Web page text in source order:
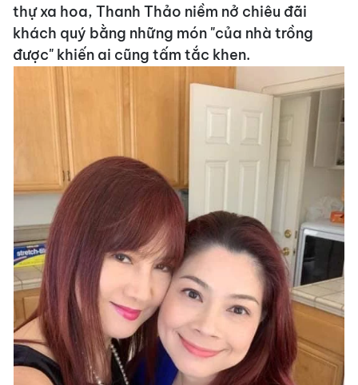
thự xa hoa, Thanh Thảo niềm nở chiêu đãi
khách quý bằng những món "của nhà trồng
được" khiến ai cũng tấm tắc khen.